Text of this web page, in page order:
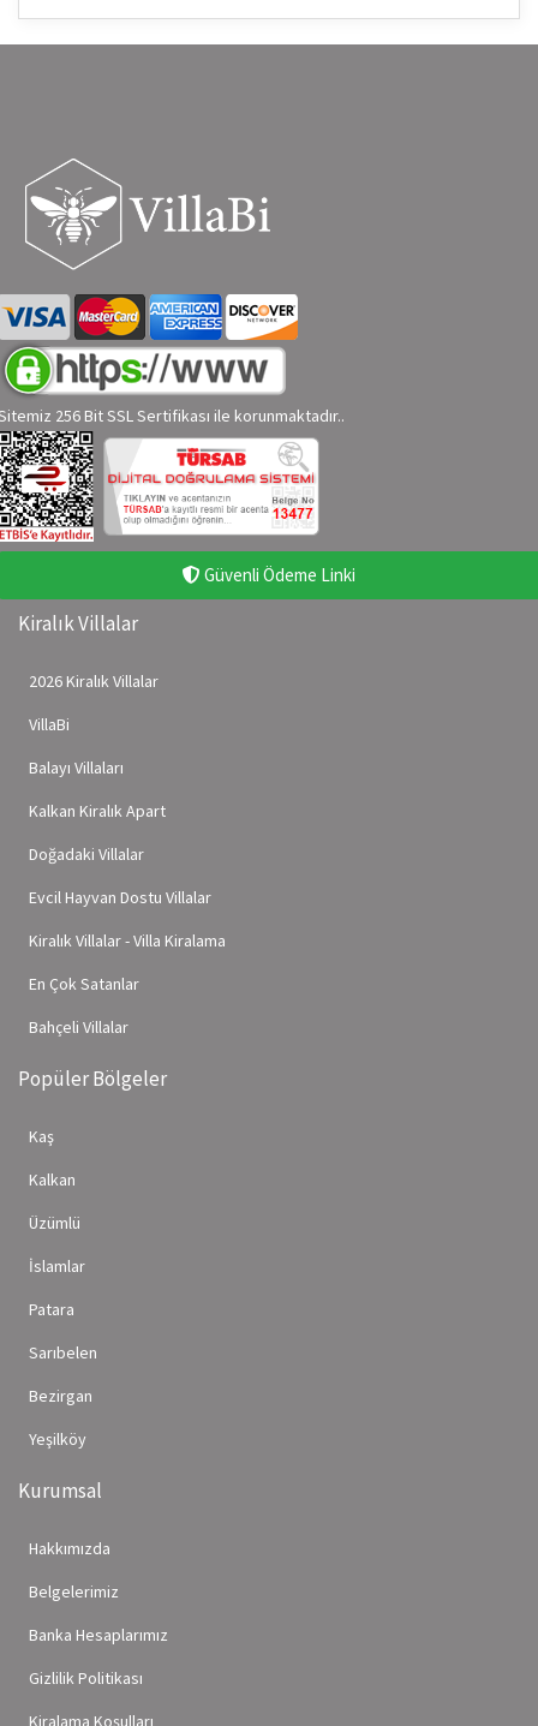
256 Bit SSL Sertifikası ile korunmaktadır..
Güvenli Ödeme Linki
Kiralık Villalar
2026 Kiralık Villalar
VillaBi
Balayı Villaları
Kalkan Kiralık Apart
Doğadaki Villalar
Evcil Hayvan Dostu Villalar
Kiralık Villalar - Villa Kiralama
En Çok Satanlar
Bahçeli Villalar
Popüler Bölgeler
Kaş
Kalkan
Üzümlü
İslamlar
Patara
Sarıbelen
Bezirgan
Yeşilköy
Kurumsal
Hakkımızda
Belgelerimiz
Banka Hesaplarımız
Gizlilik Politikası
Kiralama Koşulları